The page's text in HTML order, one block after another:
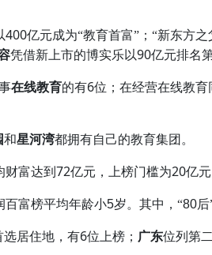
400亿元成为“教育首富”；“新东方之
凭借新上市的博实乐以90亿元排名
在线教育的有6位；在经营在线教
和星河湾都拥有自己的教育集团。
财富达到 72亿元，上榜门槛为20亿元
百富榜平均年龄小5岁。其中，“80
选居住地，有6位上榜； 广东位列第